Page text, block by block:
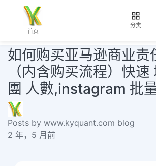
首页
分类
如何购买亚马逊商业责
（内含购买流程）快
團 人數,instagram 批
Posts by www.kyquant.com blog
2 年，5 月前